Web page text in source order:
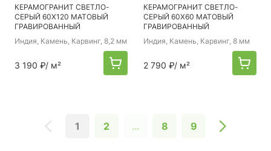
КЕРАМОГРАНИТ СВЕТЛО-
СЕРЫЙ 60Х120 МАТОВЫЙ
ГРАВИРОВАННЫЙ
Индия, Камень, Карвинг, 8,2 мм
3 190 ₽/ м²
КЕРАМОГРАНИТ СВЕТЛО-
СЕРЫЙ 60Х60 МАТОВЫЙ
ГРАВИРОВАННЫЙ
Индия, Камень, Карвинг, 8 мм
2 790 ₽/ м²
1 2 … 8 9